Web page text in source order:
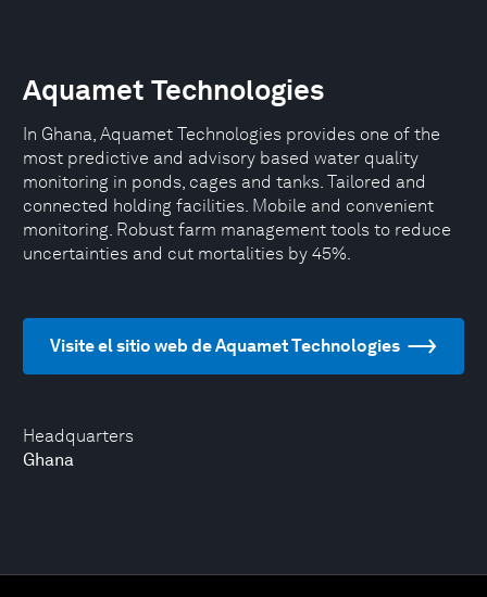
Headquarters
Ghana
Aquamet Technologies
In Ghana, Aquamet Technologies provides one of the
most predictive and advisory based water quality
monitoring in ponds, cages and tanks. Tailored and
connected holding facilities. Mobile and convenient
monitoring. Robust farm management tools to reduce
uncertainties and cut mortalities by 45%.
Visite el sitio web de Aquamet Technologies